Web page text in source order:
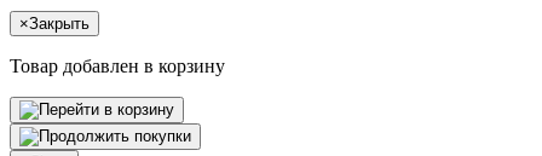
×Закрыть
Товар добавлен в корзину